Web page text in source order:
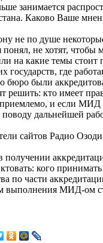
занимается
Каково Ваше
не по душе
не хотят,
на какие темы стоит
государств, где
были
решить: кто имеет
и если
дальнейшей
сайтов Радио
получении
кого
по части
выполнения МИД-ом